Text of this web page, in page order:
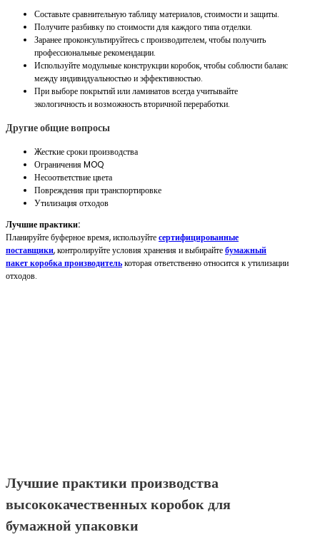
Составьте сравнительную таблицу материалов, стоимости и защиты.
Получите разбивку по стоимости для каждого типа отделки.
Заранее проконсультируйтесь с производителем, чтобы получить
профессиональные рекомендации.
Используйте модульные конструкции коробок, чтобы соблюсти баланс
между индивидуальностью и эффективностью.
При выборе покрытий или ламинатов всегда учитывайте
экологичность и возможность вторичной переработки.
Другие общие вопросы
Жесткие сроки производства
Ограничения MOQ
Несоответствие цвета
Повреждения при транспортировке
Утилизация отходов
Лучшие практики:
Планируйте буферное время, используйтесертифицированные
поставщики, контролируйте условия хранения и выбирайтебумажный
пакет коробка производителькоторая ответственно относится к утилизации
отходов.
Лучшие практики производства
высококачественных коробок для
бумажной упаковки